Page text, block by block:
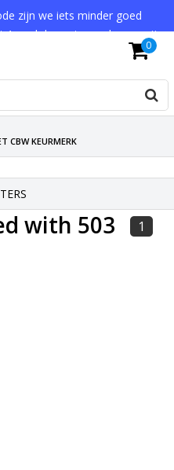
zijn we iets minder goed
1 werkdag extra onderweg zijn.
je begrip!
(GRATIS VA €75,-)
WEL 75% KORTING !
CBW KEURMERK
0
with 503 1